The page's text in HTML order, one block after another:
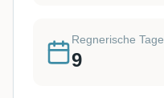
Regnerische Tage
9